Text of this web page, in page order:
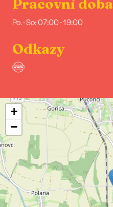
Pracovní doba
Po. - So: 07:00 - 19:00
Odkazy
+
−